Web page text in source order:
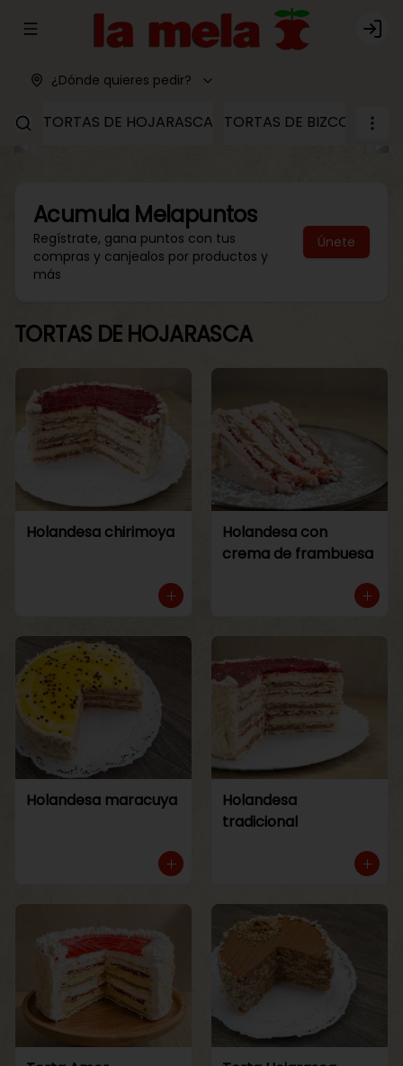
Abrir menu de navegación Login
¿Dónde quieres pedir?
TORTAS DE HOJARASCA TORTAS DE BIZCOCHO
Acumula Melapuntos
Regístrate, gana puntos con tus
compras y canjealos por productos y
más
Únete
TORTAS DE HOJARASCA
Holandesa chirimoya
Holandesa con
crema de frambuesa
Holandesa maracuya
Holandesa
tradicional